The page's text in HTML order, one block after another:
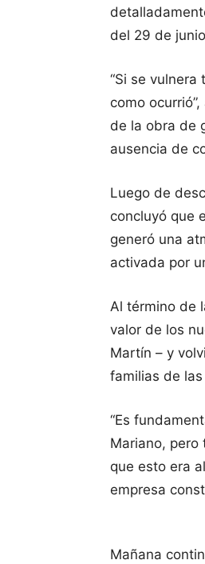
del 29 de
“Si se
como
de la obra de
ausencia de
Luego de
concluyó que
generó una
activada por
Al término de
valor de los
Martín – y
familias de
“Es
Mariano, pero
que esto era
empresa
Mañana